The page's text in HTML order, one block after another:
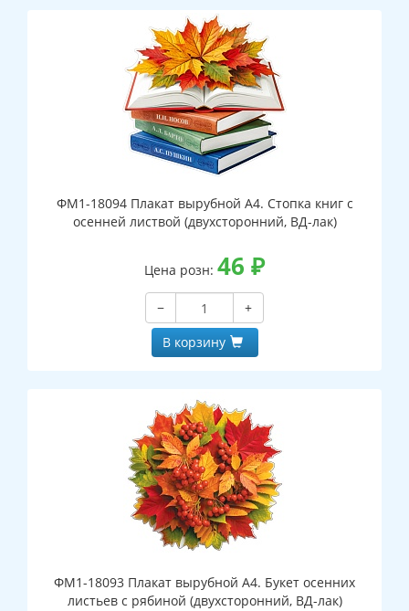
ФМ1-18094 Плакат вырубной А4. Стопка книг с
осенней листвой (двухсторонний, ВД-лак)
Цена розн: 46 ₽
−
+
В корзину
ФМ1-18093 Плакат вырубной А4. Букет осенних
листьев с рябиной (двухсторонний, ВД-лак)